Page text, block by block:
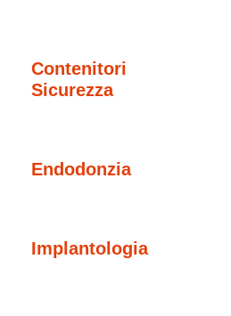
Contenitori
Sicurezza
Endodonzia
Implantologia